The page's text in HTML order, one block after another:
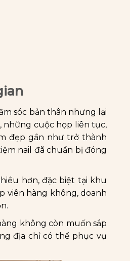
sóc bản thân nhưng lại
những cuộc họp liên tục,
đẹp gần như trở thành
nail đã chuẩn bị đóng
hơn, đặc biệt tại khu
viên hàng không, doanh
không còn muốn sắp
địa chỉ có thể phục vụ